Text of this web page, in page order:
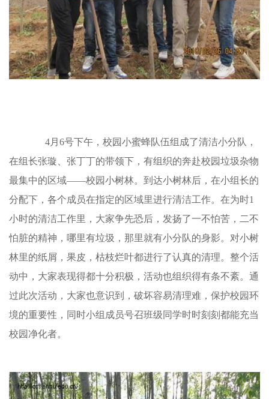
4月 6号下午，校园小蜜蜂队伍组成了清洁小分队，
在组长张璇、张丁丁的带领下，有组织的奔赴校园垃圾杂物
最集中的区域——校园小树林。到达小树林后，在小组长的
分配下，各个成员在指定的区域里进行清洁工作。在为时1
小时的清洁工作里，大家争先恐后，发扬了一不怕苦，二不
怕脏的精神，哪里有垃圾，那里就有小分队的身影。对小树
林里的纸屑，果皮，枯枝烂叶都进行了认真的清理。整个活
动中，大家表现得都十分积极，活动也组织得有条不紊。通
过此次活动，大家也意识到，破坏容易清理难，保护校园环
境的重要性，同时小组成员号召班级同学时时刻刻都能充当
校园净化者。